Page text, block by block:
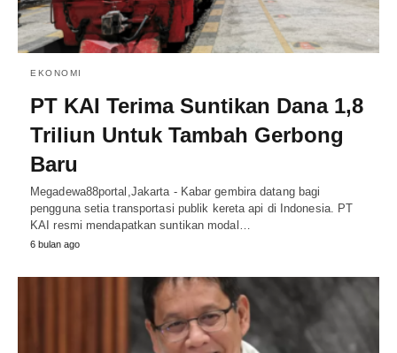
EKONOMI
PT KAI Terima Suntikan Dana 1,8
Triliun Untuk Tambah Gerbong
Baru
Megadewa88portal,Jakarta - Kabar gembira datang bagi
pengguna setia transportasi publik kereta api di Indonesia. PT
KAI resmi mendapatkan suntikan modal…
6 bulan ago